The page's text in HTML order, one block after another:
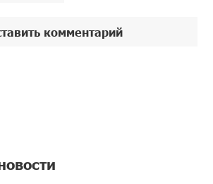
комментарий